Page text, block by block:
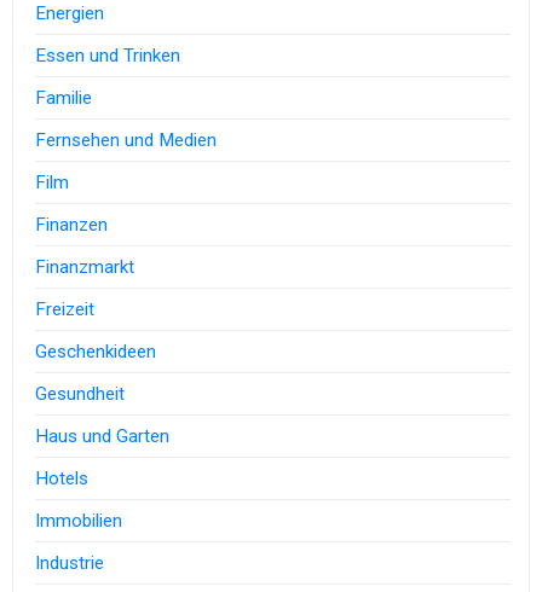
Energien
Essen und Trinken
Familie
Fernsehen und Medien
Film
Finanzen
Finanzmarkt
Freizeit
Geschenkideen
Gesundheit
Haus und Garten
Hotels
Immobilien
Industrie